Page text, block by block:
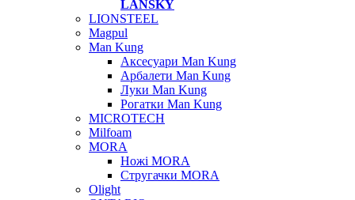
LANSKY
LIONSTEEL
Magpul
Man Kung
Аксесуари Man Kung
Арбалети Man Kung
Луки Man Kung
Рогатки Man Kung
MICROTECH
Milfoam
MORA
Ножі MORA
Стругачки MORA
Olight